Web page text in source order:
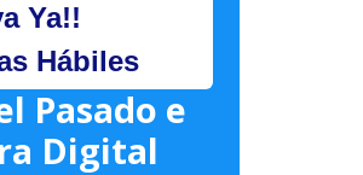
Ya!!
Hábiles
Pasado e
Digital